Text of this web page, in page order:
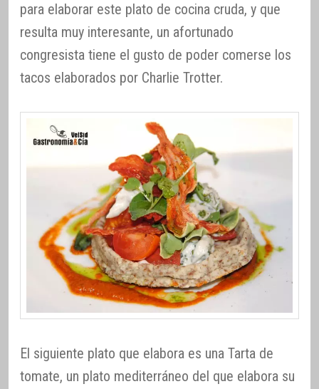
para elaborar este plato de cocina cruda, y que
resulta muy interesante, un afortunado
congresista tiene el gusto de poder comerse los
tacos elaborados por Charlie Trotter.
El siguiente plato que elabora es una Tarta de
tomate, un plato mediterráneo del que elabora su